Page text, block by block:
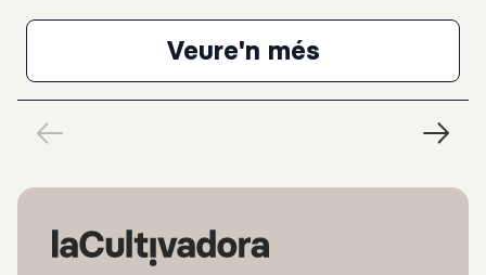
Veure'n mésPierre Laurent